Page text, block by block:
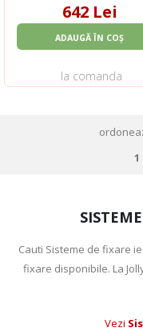
642 Lei
ADAUGĂ ÎN COȘ
la comanda
1
Cauti Sisteme de fixare
fixare disponibile. La
Vezi